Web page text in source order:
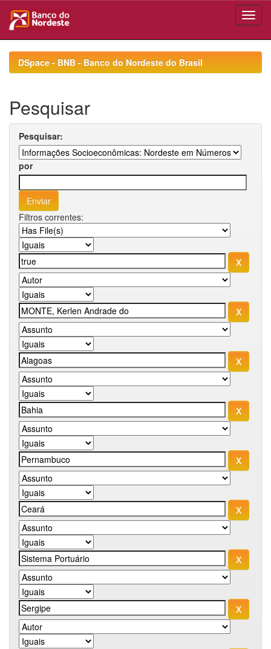
navigationDSpace - BNB - Banco do Nordeste do Brasil
Pesquisar
Pesquisar:
por
Filtros correntes: